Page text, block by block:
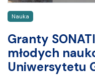
Nauka
Granty
młodych
Uniwersytetu